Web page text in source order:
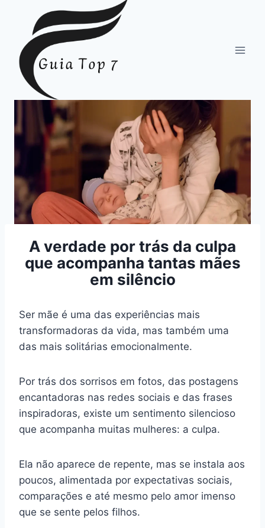
Conteúdo
A verdade por trás da culpa
que acompanha tantas mães
em silêncio
Ser mãe é uma das experiências mais
transformadoras da vida, mas também uma
das mais solitárias emocionalmente.
Por trás dos sorrisos em fotos, das postagens
encantadoras nas redes sociais e das frases
inspiradoras, existe um sentimento silencioso
que acompanha muitas mulheres: a culpa.
Ela não aparece de repente, mas se instala aos
poucos, alimentada por expectativas sociais,
comparações e até mesmo pelo amor imenso
que se sente pelos filhos.